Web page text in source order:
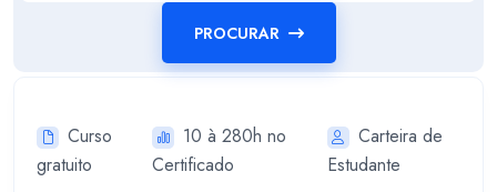
PROCURAR
Curso
gratuito
10 à 280h no
Certificado
Carteira de
Estudante